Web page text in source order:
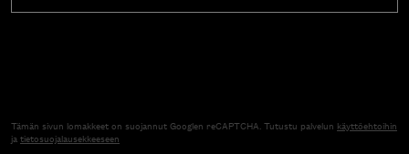
Tämän sivun lomakkeet on suojannut Googlen reCAPTCHA. Tutustu palvelun käyttöehtoihin
jatietosuojalausekkeeseen